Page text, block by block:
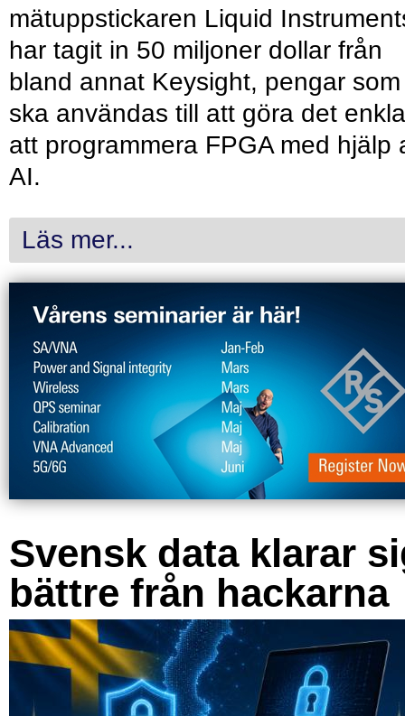
mätuppstickaren Liquid
har tagit in 50 miljoner dollar från
bland annat Keysight, pengar som
ska användas till att göra det
att programmera FPGA med hjälp
AI.
Läs mer...
Svensk data klarar
bättre från hackarna